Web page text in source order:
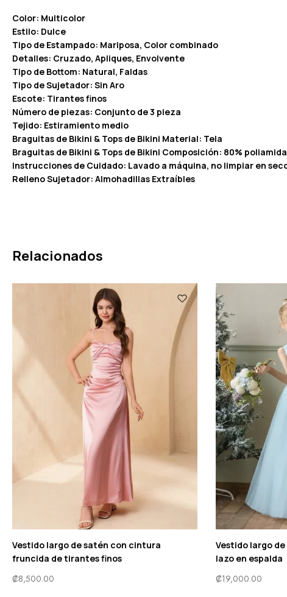
Color: Multicolor
Estilo: Dulce
Tipo de Estampado: Mariposa, Color combinado
Detalles: Cruzado, Apliques, Envolvente
Tipo de Bottom: Natural, Faldas
Tipo de Sujetador: Sin Aro
Escote: Tirantes finos
Número de piezas: Conjunto de 3 pieza
Tejido: Estiramiento medio
Braguitas de Bikini & Tops de Bikini Material: Tela
Braguitas de Bikini & Tops de Bikini Composición: 80%
Instrucciones de Cuidado: Lavado a máquina, no limpiar en
Relleno Sujetador: Almohadillas Extraíbles
Relacionados
Vestido largo de satén con cintura
fruncida de tirantes finos
₡8,500.00
Vestido largo
lazo en espalda
₡19,000.00